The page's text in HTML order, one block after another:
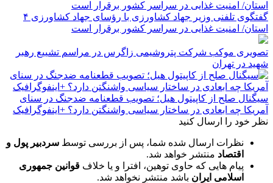
گفتگوی تلفنی وزیر جهاد کشاورزی با رؤسای جهاد کشاورزی ۴
استان/ امنیت غذایی در سراسر کشور برقرار است
تصویری موکب شرکت پتروشیمی زاگرس در مراسم تشییع رهبر
شهید در تهران
سیگنال صلح از کاپیتول هیل؛ تصویب قطعنامه ضدجنگ در سنای
آمریکا چه ابعادی در ساختار سیاسی واشنگتن دارد؟ +اینفوگرافیک
نظر خود را ارسال کنید
نظرات ارسال شده شما، پس از بررسی توسط سردبیر پول و
اقتصاد منتشر خواهد شد.
پیام هایی که حاوی توهین، افترا و یا خلاف قوانین جمهوری
اسلامی ایران باشد منتشر نخواهد شد.